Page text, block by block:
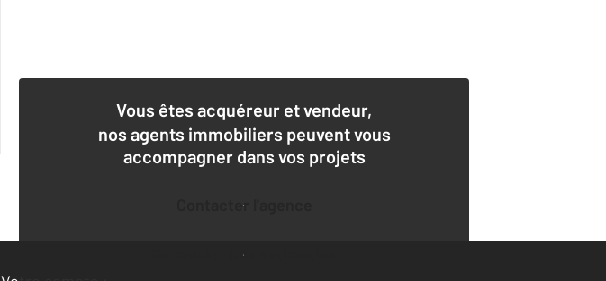
Vous êtes acquéreur et vendeur,
nos agents immobiliers peuvent vous
accompagner dans vos projets
Contacter l'agence
Demander une estimation